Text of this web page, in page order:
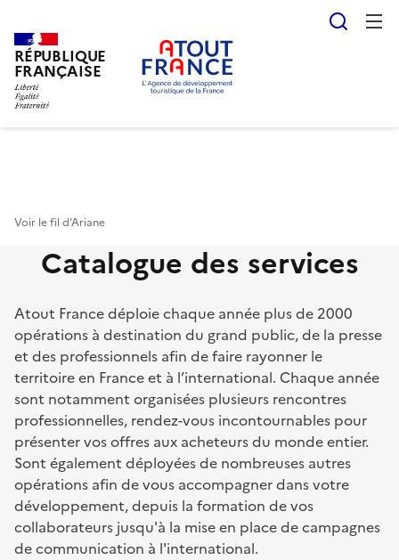
Aller
au
contenu
RÉPUBLIQUE
FRANÇAISE
Voir le fil d’Ariane
Catalogue des services
Atout France déploie chaque année plus de 2000
opérations à destination du grand public, de la presse
et des professionnels afin de faire rayonner le
territoire en France et à l’international. Chaque année
sont notamment organisées plusieurs rencontres
professionnelles, rendez-vous incontournables pour
présenter vos offres aux acheteurs du monde entier.
Sont également déployées de nombreuses autres
opérations afin de vous accompagner dans votre
développement, depuis la formation de vos
collaborateurs jusqu'à la mise en place de campagnes
de communication à l'international.